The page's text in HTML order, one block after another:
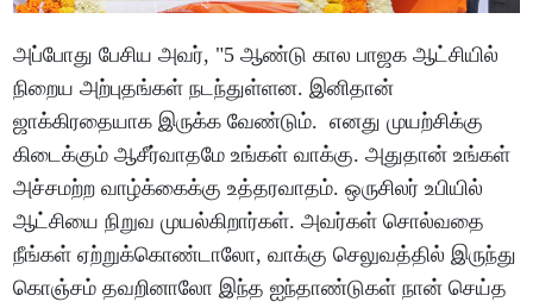
அப்போது பேசிய அவர், "5 ஆண்டு கால பாஜக ஆட்சியில்
நிறைய அற்புதங்கள் நடந்துள்ளன. இனிதான்
ஜாக்கிரதையாக இருக்க வேண்டும். எனது முயற்சிக்கு
கிடைக்கும் ஆசீர்வாதமே உங்கள் வாக்கு. அதுதான் உங்கள்
அச்சமற்ற வாழ்க்கைக்கு உத்தரவாதம். ஒருசிலர் உபியில்
ஆட்சியை நிறுவ முயல்கிறார்கள். அவர்கள் சொல்வதை
நீங்கள் ஏற்றுக்கொண்டாலோ, வாக்கு செலுவத்தில் இருந்து
கொஞ்சம் தவறினாலோ இந்த ஐந்தாண்டுகள் நான் செய்த